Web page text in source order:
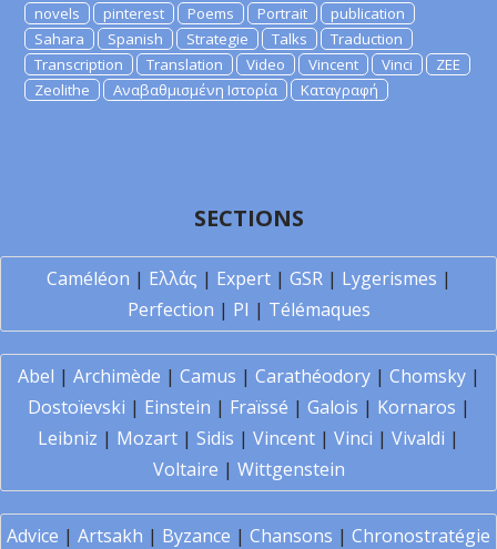
novels
pinterest Poems Portrait
publication
Sahara
Spanish Strategie Talks
Traduction
Transcription
Translation Video Vincent Vinci
ZEE
Zeolithe
Αναβαθμισμένη Ιστορία Καταγραφή
SECTIONS
Caméléon | Ελλάς | Expert| GSR| Lygerismes |
Perfection | PI | Télémaques
Abel | Archimède | Camus | Carathéodory| Chomsky|
Dostoïevski | Einstein | Fraïssé | Galois | Kornaros |
Leibniz | Mozart | Sidis | Vincent | Vinci | Vivaldi |
Voltaire | Wittgenstein
Advice | Artsakh | Byzance | Chansons | Chronostratégie